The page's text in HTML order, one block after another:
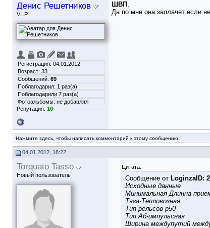
Денис Решетников
V.I.P
Регистрация: 04.01.2012
Возраст: 33
Сообщений: 69
Поблагодарил: 1 раз(а)
Поблагодарили 7 раз(а)
Фотоальбомы: не добавлял
Репутация: 10
ШВП ,
Да по мне она заплачет если
Нажмите здесь, чтобы написать комментарий к этому сообщению
04.01.2012, 18:22
Torquato Tasso
Новый пользователь
Цитата:
Сообщение от LoginzaID:
Исходные данные
Минимальная Длинна
Тяга-Тепловозная
Тип рельсов р50
Тип Аб-импульсная
Ширина междупутий